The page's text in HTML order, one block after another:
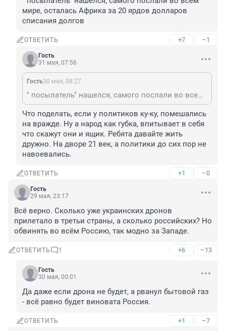
мире, осталась Африка за 20 ярдов долларов
списания долгов
ОТВЕТИТЬ +7 –1
Гость
31 мая, 07:56
Гость30 мая, 08:27
" посылатель" нашелся, самого послали во всем мире, осталась Африка за 20 ярдов долларов списания долгов
Что поделать, если у политиков ку-ку, помешались
на вражде. Ну а народ как губка, впитывает в себя
что скажут они и ящик. Ребята давайте жить
дружно. На дворе 21 век, а политики до сих пор не
навоевались.
ОТВЕТИТЬ +1 –0
Гость
29 мая, 23:17
Всё верно. Сколько уже украинских дронов
прилетало в третьи страны, а сколько российских? Но
обвинять во всём Россию, так модно за Западе.
ОТВЕТИТЬ 1 +6 –13
Гость
30 мая, 00:01
Да даже если дрона не будет, а рванул бытовой газ
- всё равно будет виновата Россия.
ОТВЕТИТЬ +1 –7